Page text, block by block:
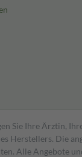
Sie Ihre Ärztin,
Die
Alle Angebote